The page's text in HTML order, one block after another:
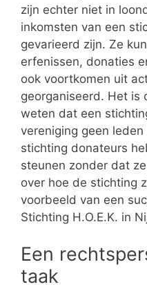
zijn echter niet in
inkomsten van een
gevarieerd zijn. Ze
erfenissen, donaties
ook voortkomen uit
georganiseerd. Het is
weten dat een
vereniging geen
stichting donateurs
steunen zonder dat
over hoe de stichting
voorbeeld van een
Stichting H.O.E.K. in
Een
taak